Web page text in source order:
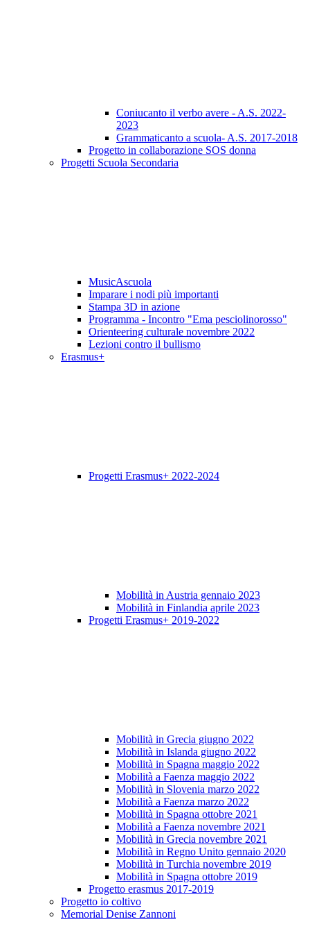
Coniucanto il verbo avere - A.S. 2022-
2023
Grammaticanto a scuola- A.S. 2017-2018
Progetto in collaborazione SOS donna
Progetti Scuola Secondaria
MusicAscuola
Imparare i nodi più importanti
Stampa 3D in azione
Programma - Incontro "Ema pesciolinorosso"
Orienteering culturale novembre 2022
Lezioni contro il bullismo
Erasmus+
Progetti Erasmus+ 2022-2024
Mobilità in Austria gennaio 2023
Mobilità in Finlandia aprile 2023
Progetti Erasmus+ 2019-2022
Mobilità in Grecia giugno 2022
Mobilità in Islanda giugno 2022
Mobilità in Spagna maggio 2022
Mobilità a Faenza maggio 2022
Mobilità in Slovenia marzo 2022
Mobilità a Faenza marzo 2022
Mobilità in Spagna ottobre 2021
Mobilità a Faenza novembre 2021
Mobilità in Grecia novembre 2021
Mobilità in Regno Unito gennaio 2020
Mobilità in Turchia novembre 2019
Mobilità in Spagna ottobre 2019
Progetto erasmus 2017-2019
Progetto io coltivo
Memorial Denise Zannoni